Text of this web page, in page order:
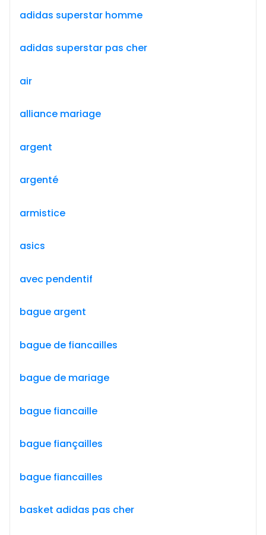
adidas superstar homme
adidas superstar pas cher
air
alliance mariage
argent
argenté
armistice
asics
avec pendentif
bague argent
bague de fiancailles
bague de mariage
bague fiancaille
bague fiançailles
bague fiancailles
basket adidas pas cher